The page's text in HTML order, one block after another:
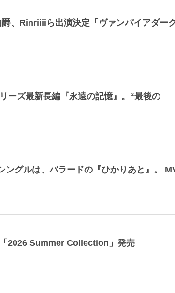
、Rinriiiiら出演決定「ヴァンパイアダー
ーズ最新長編『永遠の記憶』。“最後の
ングルは、バラードの『ひかりあと』。
2026 Summer Collection」発売